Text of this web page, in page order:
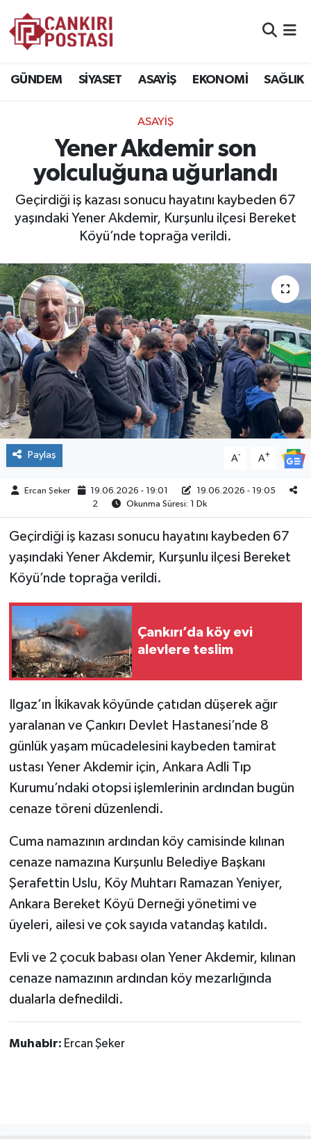
GÜNDEM SİYASET ASAYİŞ EKONOMİ SAĞLIK
ASAYİŞ
Yener Akdemir son
yolculuğuna uğurlandı
Geçirdiği iş kazası sonucu hayatını kaybeden 67
yaşındaki Yener Akdemir, Kurşunlu ilçesi Bereket
Köyü’nde toprağa verildi.
Paylaş A- A+
Ercan Şeker 19.06.2026 - 19:01
19.06.2026 - 19:05
2
Okunma Süresi: 1 Dk
Geçirdiği iş kazası sonucu hayatını kaybeden 67
yaşındaki Yener Akdemir, Kurşunlu ilçesi Bereket
Köyü’nde toprağa verildi.
Çankırı’da köy evi
alevlere teslim
Ilgaz’ın İkikavak köyünde çatıdan düşerek ağır
yaralanan ve Çankırı Devlet Hastanesi’nde 8
günlük yaşam mücadelesini kaybeden tamirat
ustası Yener Akdemir için, Ankara Adli Tıp
Kurumu’ndaki otopsi işlemlerinin ardından bugün
cenaze töreni düzenlendi.
Cuma namazının ardından köy camisinde kılınan
cenaze namazına Kurşunlu Belediye Başkanı
Şerafettin Uslu, Köy Muhtarı Ramazan Yeniyer,
Ankara Bereket Köyü Derneği yönetimi ve
üyeleri, ailesi ve çok sayıda vatandaş katıldı.
Evli ve 2 çocuk babası olan Yener Akdemir, kılınan
cenaze namazının ardından köy mezarlığında
dualarla defnedildi.
Muhabir: Ercan Şeker
EKONOMİ
SAĞLIK
EĞİTİM
YAŞAM
ÇEVRE
İLÇELER
RESMİ İLANLAR
KÜLTÜR
BİLİM&TEKNOLOJİ
BÖLGE
TÜRKİYE
Trafik Durumu
Süper Lig Puan Durumu ve Fikstür
Tüm Manşetler
Son Dakika Haberleri
Haber Arşivi